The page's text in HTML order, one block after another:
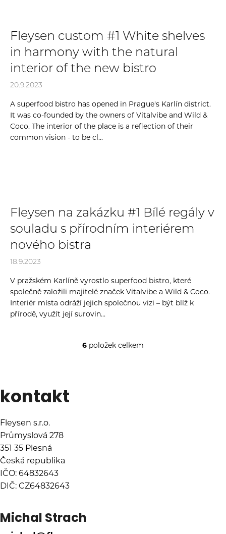
Fleysen custom #1 White shelves
in harmony with the natural
interior of the new bistro
20.9.2023
A superfood bistro has opened in Prague's Karlín district.
It was co-founded by the owners of Vitalvibe and Wild &
Coco. The interior of the place is a reflection of their
common vision - to be cl...
Fleysen na zakázku #1 Bílé regály v
souladu s přírodním interiérem
nového bistra
18.9.2023
V pražském Karlíně vyrostlo superfood bistro, které
společně založili majitelé značek Vitalvibe a Wild & Coco.
Interiér místa odráží jejich společnou vizi – být blíž k
přírodě, využít její surovin...
O
6 položek celkem
kontakt
Fleysen s.r.o.
Průmyslová 278
351 35 Plesná
Česká republika
IČO: 64832643
DIČ: CZ64832643
Michal Strach